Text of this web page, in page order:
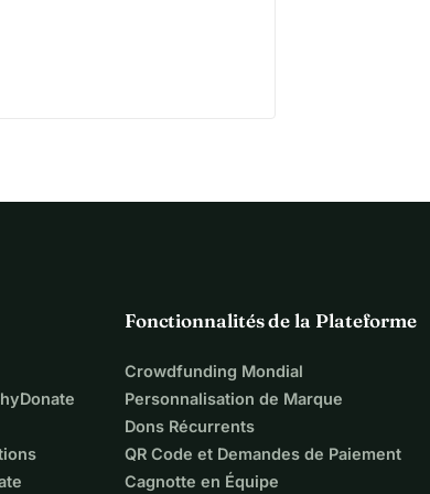
Fonctionnalités de la Plateforme
Crowdfunding Mondial
Personnalisation de Marque
Dons Récurrents
QR Code et Demandes de Paiement
Cagnotte en Équipe